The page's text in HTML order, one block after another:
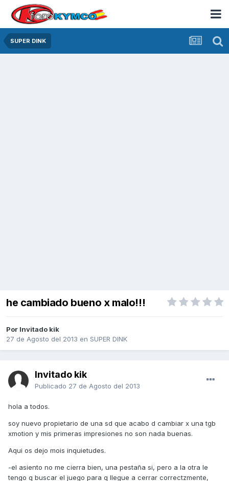
SUPER DINK
he cambiado bueno x malo!!!
Por Invitado kik
27 de Agosto del 2013 en SUPER DINK
Invitado kik
Publicado 27 de Agosto del 2013
hola a todos.
soy nuevo propietario de una sd que acabo d cambiar x una tgb
xmotion y mis primeras impresiones no son nada buenas.
Aqui os dejo mois inquietudes.
-el asiento no me cierra bien, una pestaña si, pero a la otra le
tengo q buscar el juego para q llegue a cerrar correctzmente,